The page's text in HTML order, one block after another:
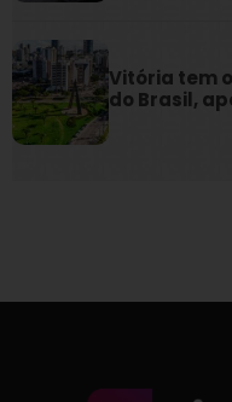
Vitória tem
do Brasil,